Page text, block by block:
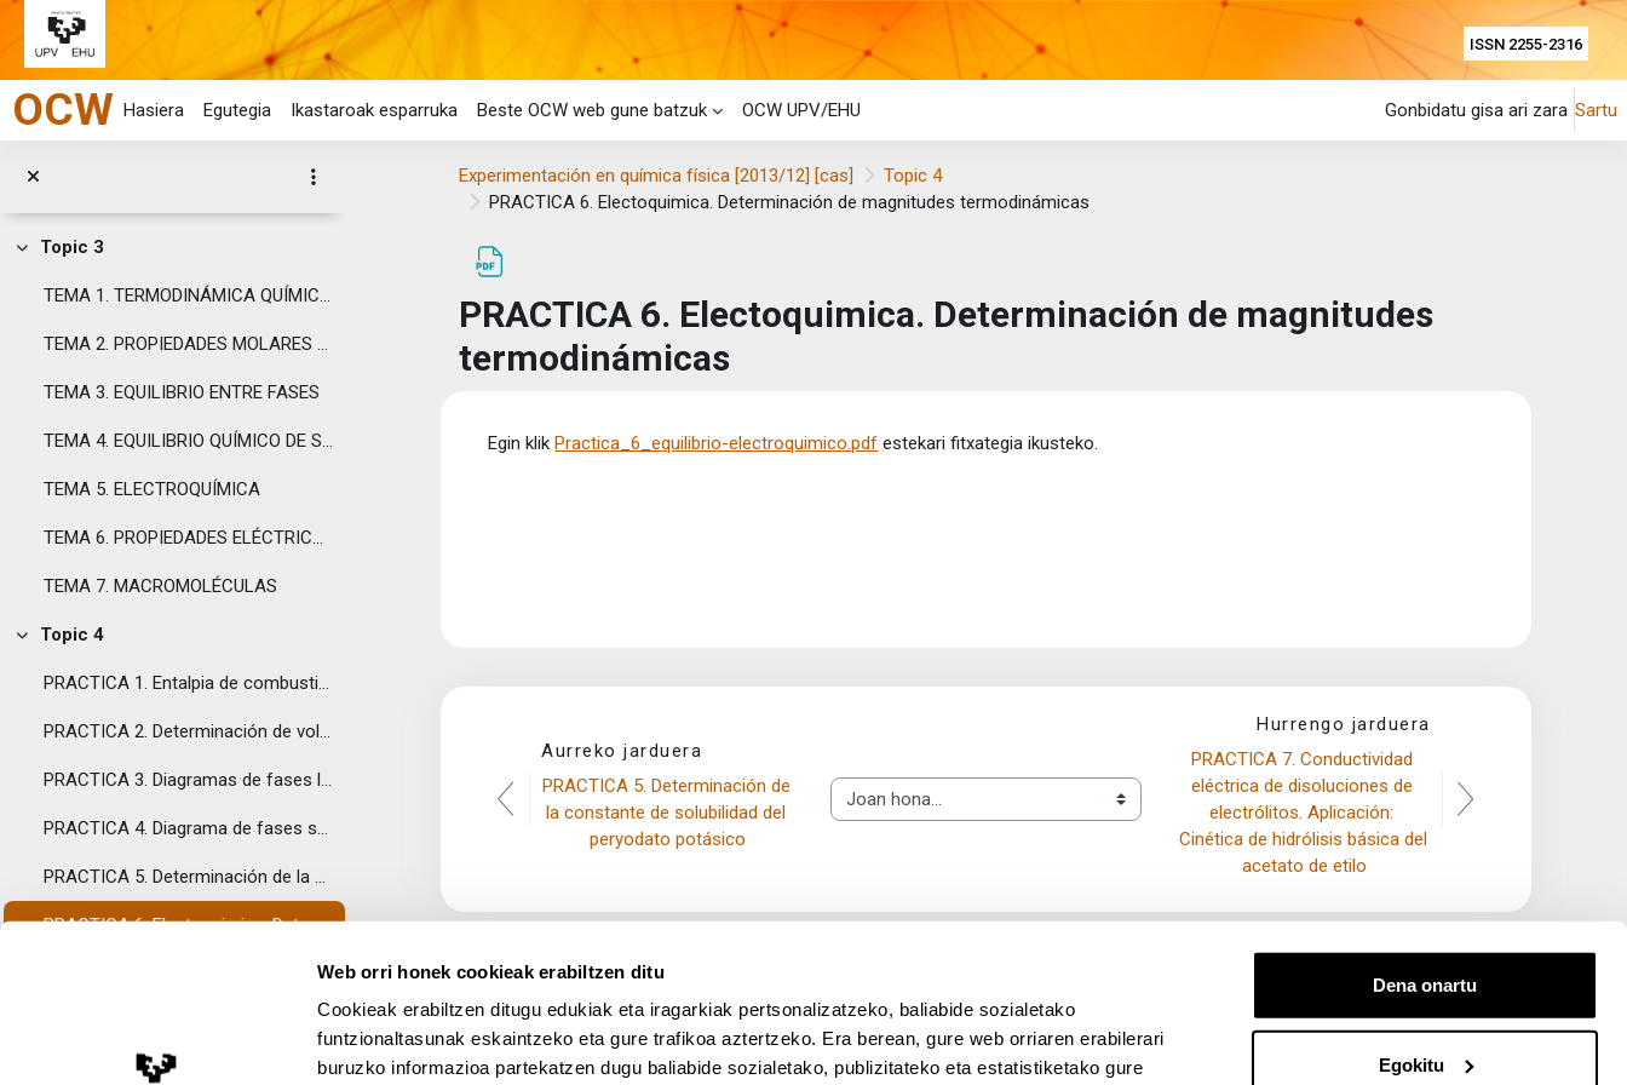
Web orri honek cookieak erabiltzen ditu
Cookieak erabiltzen ditugu edukiak eta iragarkiak pertsonalizatzeko, baliabide sozialetako
funtzionaltasunak eskaintzeko eta gure trafikoa aztertzeko. Era berean, gure web orriaren erabilerari
buruzko informazioa partekatzen dugu baliabide sozialetako, publizitateko eta estatistiketako gure
Dena onartu
Egokitu
ISSN 2255-2316
Joan eduki nagusira zuzenean
OCW Hasiera Egutegia Ikastaroak esparruka Beste OCW web gune batzuk OCW UPV/EHU Gonbidatu gisa ari zara Sartu
Esta obra se publica bajo una licencia Creative ...
Tolestu
Topic 1
GUÍA DOCENTE
Tolestu
Topic 3
TEMA 1. TERMODINÁMICA QUÍMICA Y TERMOQUÍMICA
TEMA 2. PROPIEDADES MOLARES PARCIALES
TEMA 3. EQUILIBRIO ENTRE FASES
TEMA 4. EQUILIBRIO QUÍMICO DE SISTEMAS REALES
TEMA 5. ELECTROQUÍMICA
TEMA 6. PROPIEDADES ELÉCTRICAS DE DISOLUCIONES DE ELECTROLITOS
TEMA 7. MACROMOLÉCULAS
Tolestu
Topic 4
PRACTICA 1. Entalpia de combustión mediante una bomba calorimétrica
PRACTICA 2. Determinación de volúmens molares parciales
PRACTICA 3. Diagramas de fases líquido-vapor de sistemas binarios
PRACTICA 4. Diagrama de fases sólido-líquido de sistemas binarios
PRACTICA 5. Determinación de la constante de solubilidad del peryodato potásico
PRACTICA 6. Electoquimica. Determinación de magnitudes termodinámicas
PRACTICA 7. Conductividad eléctrica de disoluciones de electrólitos. Aplicación: Cinética de hidrólisis básica del acetato de etilo
PRACTICA 8. Sinstesis de polímeros. Determinación de pesos moleculares
Experimentación en química física [2013/12] [cas]
Topic 4
PRACTICA 6. Electoquimica. Determinación de magnitudes termodinámicas
PRACTICA 6. Electoquimica. Determinación de magnitudes
termodinámicas
Egin klikPractica_6_equilibrio-electroquimico.pdf estekari fitxategia ikusteko.
Aurreko jarduera
PRACTICA 5. Determinación de
la constante de solubilidad del
peryodato potásico
Joan hona...
Hurrengo jarduera
PRACTICA 7. Conductividad
eléctrica de disoluciones de
electrólitos. Aplicación:
Cinética de hidrólisis básica del
acetato de etilo
Lege Oharra App deskargatu UPV/EHU en Facebook (abre ventana nueva)
UPV/EHU en Twitter (abre ventana nueva)
UPV/EHU en LinkedIn (abre ventana nueva)
UPV/EHU en YouTube (abre ventana nueva)